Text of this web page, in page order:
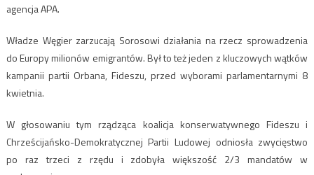
agencja APA.
Władze Węgier zarzucają Sorosowi działania na rzecz sprowadzenia
do Europy milionów emigrantów. Był to też jeden z kluczowych wątków
kampanii partii Orbana, Fideszu, przed wyborami parlamentarnymi 8
kwietnia.
W głosowaniu tym rządząca koalicja konserwatywnego Fideszu i
Chrześcijańsko-Demokratycznej Partii Ludowej odniosła zwycięstwo
po raz trzeci z rzędu i zdobyła większość 2/3 mandatów w